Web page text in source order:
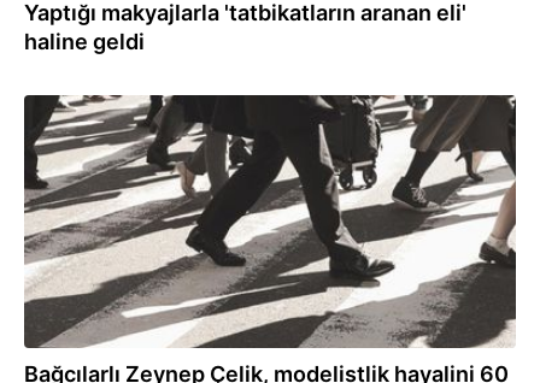
Yaptığı makyajlarla 'tatbikatların aranan eli'
haline geldi
07.03.2022
Bağcılarlı Zeynep Çelik, modelistlik hayalini 60